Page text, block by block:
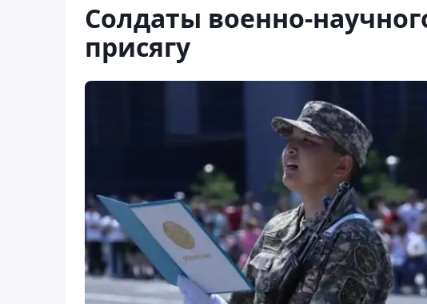
Солдаты военно-
присягу